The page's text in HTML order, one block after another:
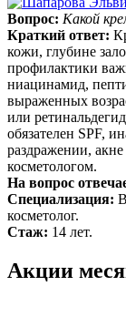
Вопрос: Какой
Краткий ответ:
кожи, глубине
профилактики
ниацинамид,
выраженных
или
обязателен SPF,
раздражении,
косметологом.
На вопрос
Специализация:
косметолог.
Стаж: 14 лет.
Акции